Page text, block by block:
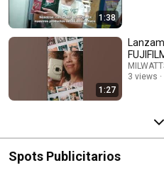
1:38
1:27
3 views
Spots Publicitarios